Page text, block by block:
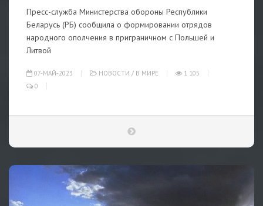
Пресс-служба Министерства обороны Республики
Беларусь (РБ) сообщила о формировании отрядов
народного ополчения в приграничном с Польшей и
Литвой
07-МАЙ-2023 НОВОСТИ / В МИРЕ
1 105
0